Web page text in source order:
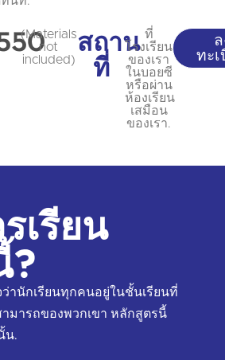
(Materials
not
included)
สถาน
ที่
ที่
โรงเรียน
ของเรา
ในบอยซี
หรือผ่าน
ห้องเรียน
เสมือน
ของเรา.
ทะ
เรียน
?
ว่านักเรียนทุกคนอยู่ในชั้นเรียนที่
มารถของพวกเขา หลักสูตรนี้
น.